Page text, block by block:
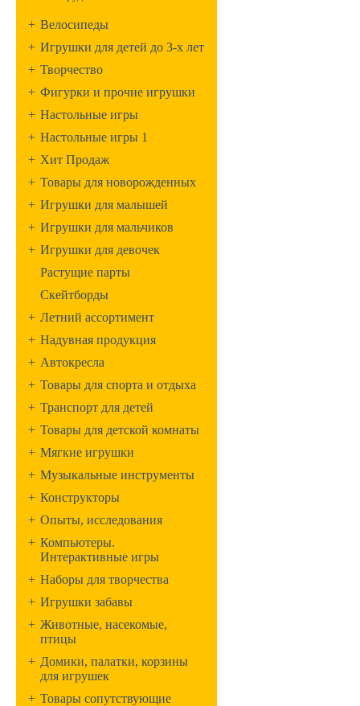
+ Велосипеды
+ Игрушки для детей до 3-х лет
+ Творчество
+ Фигурки и прочие игрушки
+ Настольные игры
+ Настольные игры 1
+ Хит Продаж
+ Товары для новорожденных
+ Игрушки для малышей
+ Игрушки для мальчиков
+ Игрушки для девочек
Растущие парты
Скейтборды
+ Летний ассортимент
+ Надувная продукция
+ Автокресла
+ Товары для спорта и отдыха
+ Транспорт для детей
+ Товары для детской комнаты
+ Мягкие игрушки
+ Музыкальные инструменты
+ Конструкторы
+ Опыты, исследования
+ Компьютеры.
Интерактивные игры
+ Наборы для творчества
+ Игрушки забавы
+ Животные, насекомые,
птицы
+ Домики, палатки, корзины
для игрушек
+ Товары сопутствующие